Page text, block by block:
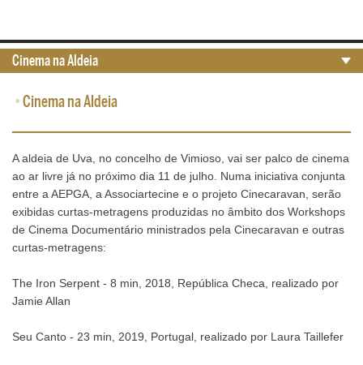
•Cinema na Aldeia
A aldeia de Uva, no concelho de Vimioso, vai ser palco de cinema
ao ar livre já no próximo dia 11 de julho. Numa iniciativa conjunta
entre a AEPGA, a Associartecine e o projeto Cinecaravan, serão
exibidas curtas-metragens produzidas no âmbito dos Workshops
de Cinema Documentário ministrados pela Cinecaravan e outras
curtas-metragens:
The Iron Serpent - 8 min, 2018, República Checa, realizado por
Jamie Allan
Seu Canto - 23 min, 2019, Portugal, realizado por Laura Taillefer
Cinema na Aldeia